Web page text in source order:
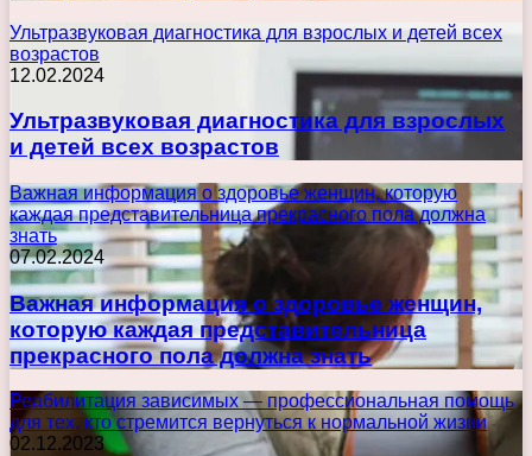
Ультразвуковая диагностика для взрослых и детей всех
возрастов
12.02.2024
Ультразвуковая диагностика для взрослых
и детей всех возрастов
Важная информация о здоровье женщин, которую
каждая представительница прекрасного пола должна
знать
07.02.2024
Важная информация о здоровье женщин,
которую каждая представительница
прекрасного пола должна знать
Реабилитация зависимых — профессиональная помощь
для тех, кто стремится вернуться к нормальной жизни
02.12.2023